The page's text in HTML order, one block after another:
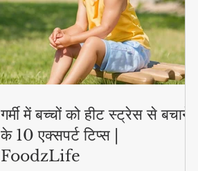
गर्मी में बच्चों को हीट स्ट्रेस से बचाने
के 10 एक्सपर्ट टिप्स |
FoodzLife